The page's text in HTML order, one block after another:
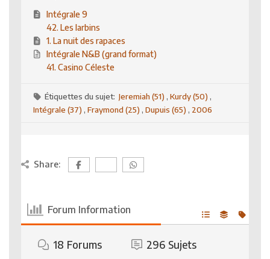
Intégrale 9
42. Les larbins
1. La nuit des rapaces
Intégrale N&B (grand format)
41. Casino Céleste
Étiquettes du sujet:Jeremiah (51) , Kurdy (50) ,
Intégrale (37) , Fraymond (25) , Dupuis (65) , 2006
Share:
Forum Information
18 Forums 296 Sujets